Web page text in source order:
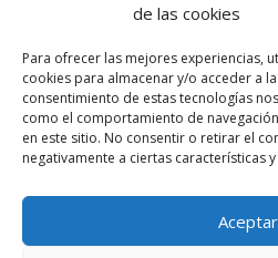
de las cookies
Para ofrecer las mejores experiencias,
cookies para almacenar y/o acceder a
consentimiento de estas tecnologías
como el comportamiento de
en este sitio. No consentir o retirar el
negativamente a ciertas características
Aceptar
968 425 675
Emilio Mora 11 | 1º Piso
30850. Totana. Murcia. Spain
info@totanalang.com